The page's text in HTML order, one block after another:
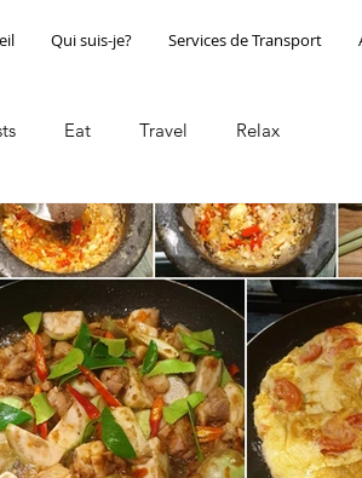
Qui suis-je? Services de Transport
Eat Travel Relax